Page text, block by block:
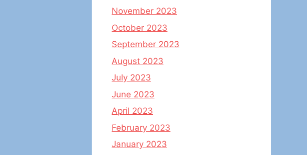
November 2023
October 2023
September 2023
August 2023
July 2023
June 2023
April 2023
February 2023
January 2023